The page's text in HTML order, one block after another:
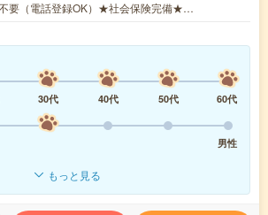
要（電話登録OK）★社会保険完備★…
30代 40代 50代
60代
男性
もっと見る